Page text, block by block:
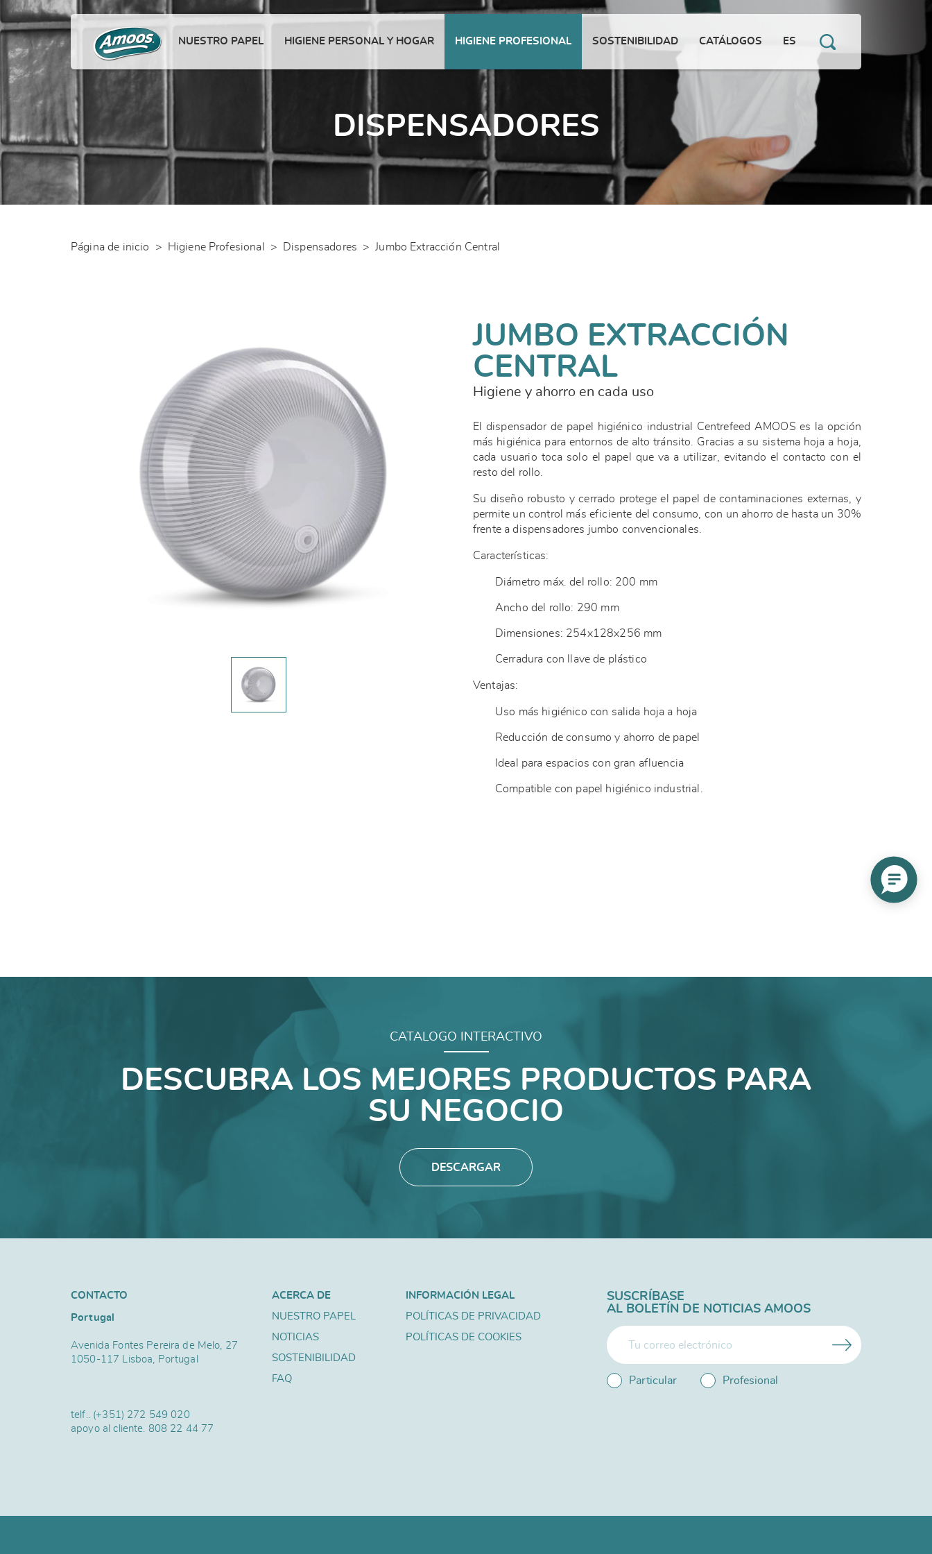
NUESTRO PAPEL HIGIENE PERSONAL Y HOGAR HIGIENE PROFESIONAL SOSTENIBILIDAD CATÁLOGOS ES
DISPENSADORES
Página de inicio > Higiene Profesional > Dispensadores > Jumbo Extracción Central
JUMBO EXTRACCIÓN
CENTRAL
Higiene y ahorro en cada uso
El dispensador de papel higiénico industrial Centrefeed AMOOS es la opción
más higiénica para entornos de alto tránsito. Gracias a su sistema hoja a hoja,
cada usuario toca solo el papel que va a utilizar, evitando el contacto con el
resto del rollo.
Su diseño robusto y cerrado protege el papel de contaminaciones externas, y
permite un control más eficiente del consumo, con un ahorro de hasta un 30%
frente a dispensadores jumbo convencionales.
Características:
Diámetro máx. del rollo: 200 mm
Ancho del rollo: 290 mm
Dimensiones: 254x128x256 mm
Cerradura con llave de plástico
Ventajas:
Uso más higiénico con salida hoja a hoja
Reducción de consumo y ahorro de papel
Ideal para espacios con gran afluencia
Compatible con papel higiénico industrial.
CATALOGO INTERACTIVO
DESCUBRA LOS MEJORES PRODUCTOS PARA
SU NEGOCIO
DESCARGAR
CONTACTO
Portugal
Avenida Fontes Pereira de Melo, 27
1050-117 Lisboa, Portugal
telf.. (+351) 272 549 020
apoyo al cliente. 808 22 44 77
ACERCA DE
NUESTRO PAPEL
NOTICIAS
SOSTENIBILIDAD
FAQ
INFORMACIÓN LEGAL
POLÍTICAS DE PRIVACIDAD
POLÍTICAS DE COOKIES
SUSCRÍBASE
AL BOLETÍN DE NOTICIAS AMOOS
Particular Profesional